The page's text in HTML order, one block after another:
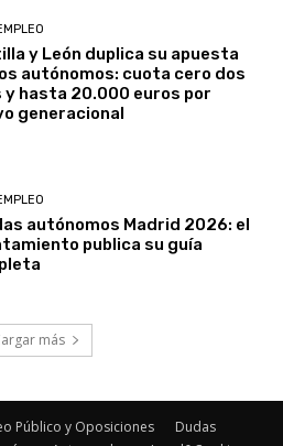
y León duplica su apuesta
autónomos: cuota cero dos
y hasta 20.000 euros por
generacional
autónomos Madrid 2026: el
publica su guía
más
Público y Oposiciones
Dudas